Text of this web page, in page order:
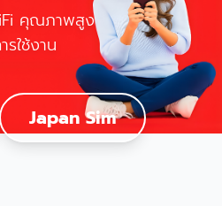
คุณภาพสูง
ใช้งาน
Japan Sim